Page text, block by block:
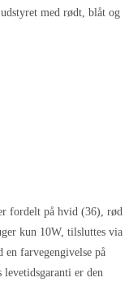
med rødt, blåt og
fordelt på hvid (36), rød
kun 10W, tilsluttes via
farvegengivelse på
er den